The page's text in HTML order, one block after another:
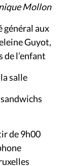
Mollon
général aux
Guyot,
l’enfant
salle
de 9h00